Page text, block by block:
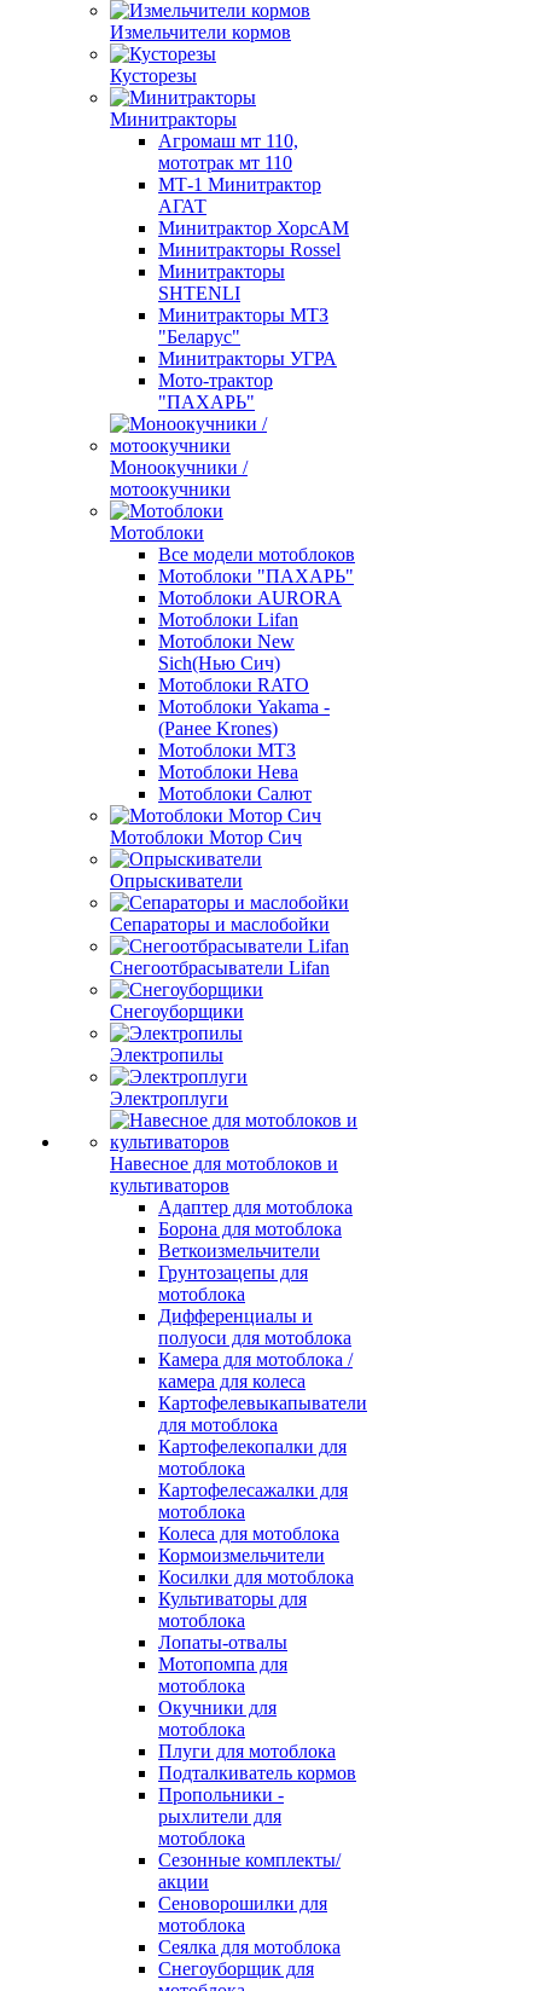
Измельчители кормов
Кусторезы
Минитракторы
Агромаш мт 110,
мототрак мт 110
МТ-1 Минитрактор
АГАТ
Минитрактор ХорсАМ
Минитракторы Rossel
Минитракторы
SHTENLI
Минитракторы МТЗ
"Беларус"
Минитракторы УГРА
Мото-трактор
"ПАХАРЬ"
Моноокучники /
мотоокучники
Мотоблоки
Все модели мотоблоков
Мотоблоки "ПАХАРЬ"
Мотоблоки AURORA
Мотоблоки Lifan
Мотоблоки New
Sich(Нью Сич)
Мотоблоки RATO
Мотоблоки Yakama -
(Ранее Krones)
Мотоблоки МТЗ
Мотоблоки Нева
Мотоблоки Салют
Мотоблоки Мотор Сич
Опрыскиватели
Сепараторы и маслобойки
Снегоотбрасыватели Lifan
Снегоуборщики
Электропилы
Электроплуги
Навесное для мотоблоков и
культиваторов
Адаптер для мотоблока
Борона для мотоблока
Веткоизмельчители
Грунтозацепы для
мотоблока
Дифференциалы и
полуоси для мотоблока
Камера для мотоблока /
камера для колеса
Картофелевыкапыватели
для мотоблока
Картофелекопалки для
мотоблока
Картофелесажалки для
мотоблока
Колеса для мотоблока
Кормоизмельчители
Косилки для мотоблока
Культиваторы для
мотоблока
Лопаты-отвалы
Мотопомпа для
мотоблока
Окучники для
мотоблока
Плуги для мотоблока
Подталкиватель кормов
Пропольники -
рыхлители для
мотоблока
Сезонные комплекты/
акции
Сеноворошилки для
мотоблока
Сеялка для мотоблока
Снегоуборщик для